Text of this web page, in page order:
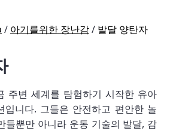
/ 아기를위한 장난감/ 발달 양탄자
주변 세계를 탐험하기 시작한 유아
입니다. 그들은 안전하고 편안한 놀
들뿐만 아니라 운동 기술의 발달, 감